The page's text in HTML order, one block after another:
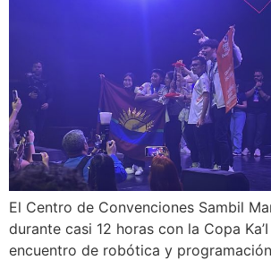
El Centro de Convenciones Sambil
durante casi 12 horas con la Copa
encuentro de robótica y